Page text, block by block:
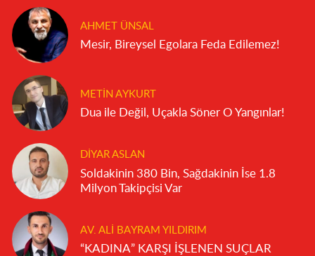
AHMET ÜNSAL
Mesir, Bireysel Egolara Feda Edilemez!
METIN AYKURT
Dua ile Değil, Uçakla Söner O Yangınlar!
DIYAR ASLAN
Soldakinin 380 Bin, Sağdakinin İse 1.8
Milyon Takipçisi Var
AV. ALI BAYRAM YILDIRIM
“KADINA” KARŞI İŞLENEN SUÇLAR